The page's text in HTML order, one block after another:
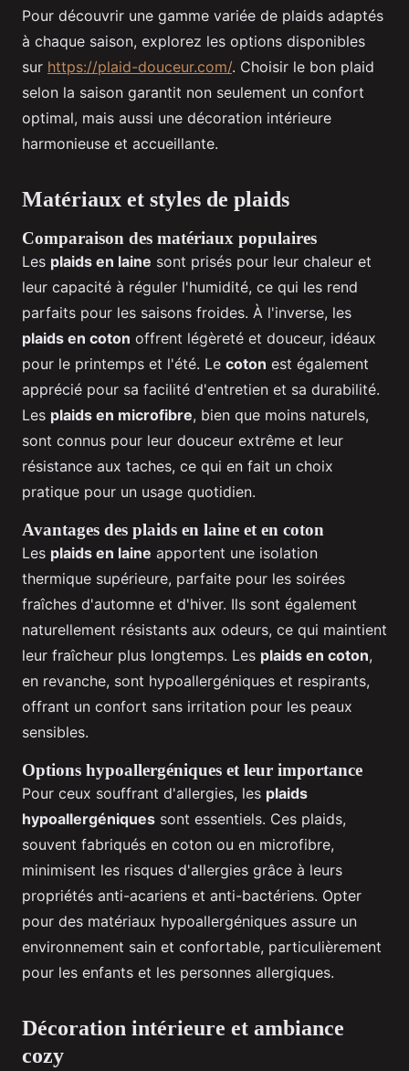
Pour découvrir une gamme variée de plaids adaptés
à chaque saison, explorez les options disponibles
sur https://plaid-douceur.com/. Choisir le bon plaid
selon la saison garantit non seulement un confort
optimal, mais aussi une décoration intérieure
harmonieuse et accueillante.
Matériaux et styles de plaids
Comparaison des matériaux populaires
Les plaids en laine sont prisés pour leur chaleur et
leur capacité à réguler l'humidité, ce qui les rend
parfaits pour les saisons froides. À l'inverse, les
plaids en coton offrent légèreté et douceur, idéaux
pour le printemps et l'été. Le coton est également
apprécié pour sa facilité d'entretien et sa durabilité.
Les plaids en microfibre, bien que moins naturels,
sont connus pour leur douceur extrême et leur
résistance aux taches, ce qui en fait un choix
pratique pour un usage quotidien.
Avantages des plaids en laine et en coton
Les plaids en laine apportent une isolation
thermique supérieure, parfaite pour les soirées
fraîches d'automne et d'hiver. Ils sont également
naturellement résistants aux odeurs, ce qui maintient
leur fraîcheur plus longtemps. Les plaids en coton,
en revanche, sont hypoallergéniques et respirants,
offrant un confort sans irritation pour les peaux
sensibles.
Options hypoallergéniques et leur importance
Pour ceux souffrant d'allergies, les plaids
hypoallergéniques sont essentiels. Ces plaids,
souvent fabriqués en coton ou en microfibre,
minimisent les risques d'allergies grâce à leurs
propriétés anti-acariens et anti-bactériens. Opter
pour des matériaux hypoallergéniques assure un
environnement sain et confortable, particulièrement
pour les enfants et les personnes allergiques.
Décoration intérieure et ambiance
cozy